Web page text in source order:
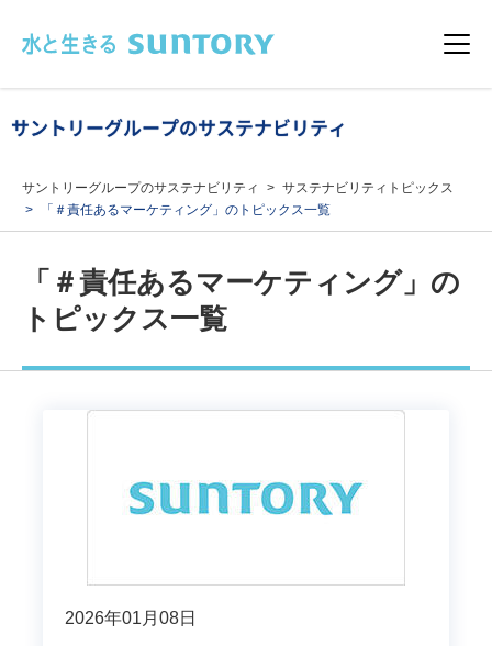
メニュ
サントリーグループのサステナビリティ
サントリーグループのサステナビリティ
サステナビリティトピックス
「＃責任あるマーケティング」のトピックス一覧
「＃責任あるマーケティング」の
トピックス一覧
2026年01月08日